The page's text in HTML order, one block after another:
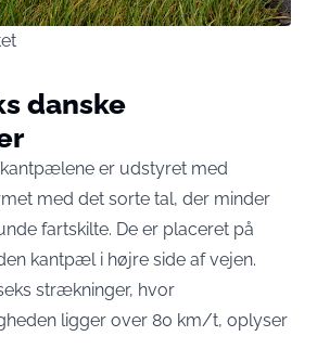
danske
er udstyret med
med det sorte tal, der minder
fartskilte. De er placeret på
kantpæl i højre side af vejen.
strækninger, hvor
ligger over 80 km/t, oplyser